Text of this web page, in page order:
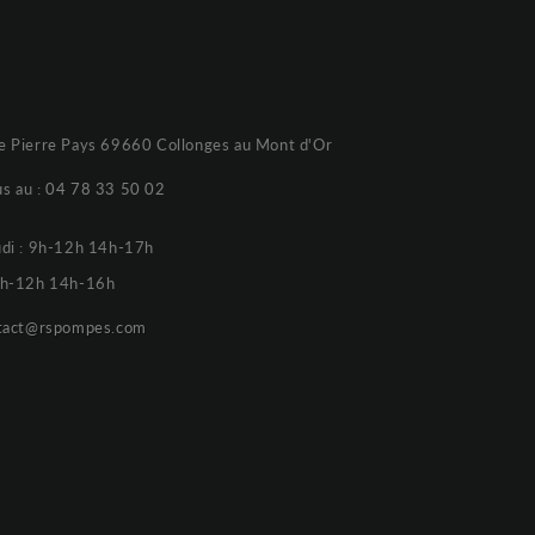
Pierre Pays 69660 Collonges au Mont d'Or
au :04 78 33 50 02
: 9h-12h 14h-17h
12h 14h-16h